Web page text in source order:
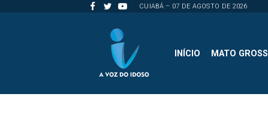
CUIABÁ – 07 DE AGOSTO DE 2026
INÍCIO MATO